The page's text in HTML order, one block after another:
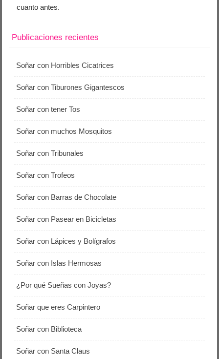
cuanto antes.
Publicaciones recientes
Soñar con Horribles Cicatrices
Soñar con Tiburones Gigantescos
Soñar con tener Tos
Soñar con muchos Mosquitos
Soñar con Tribunales
Soñar con Trofeos
Soñar con Barras de Chocolate
Soñar con Pasear en Bicicletas
Soñar con Lápices y Bolígrafos
Soñar con Islas Hermosas
¿Por qué Sueñas con Joyas?
Soñar que eres Carpintero
Soñar con Biblioteca
Soñar con Santa Claus